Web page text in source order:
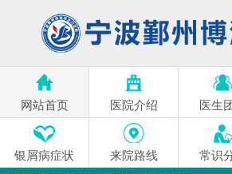
网站首页 医院介绍 医生
银屑病症状 来院路线 常识